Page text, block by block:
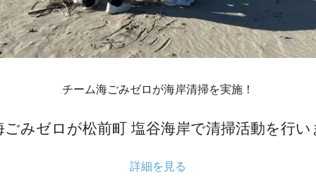
チーム海ごみゼロが海岸清掃を実施！
ごみゼロが松前町 塩谷海岸で清掃活動を行い
詳細を見る